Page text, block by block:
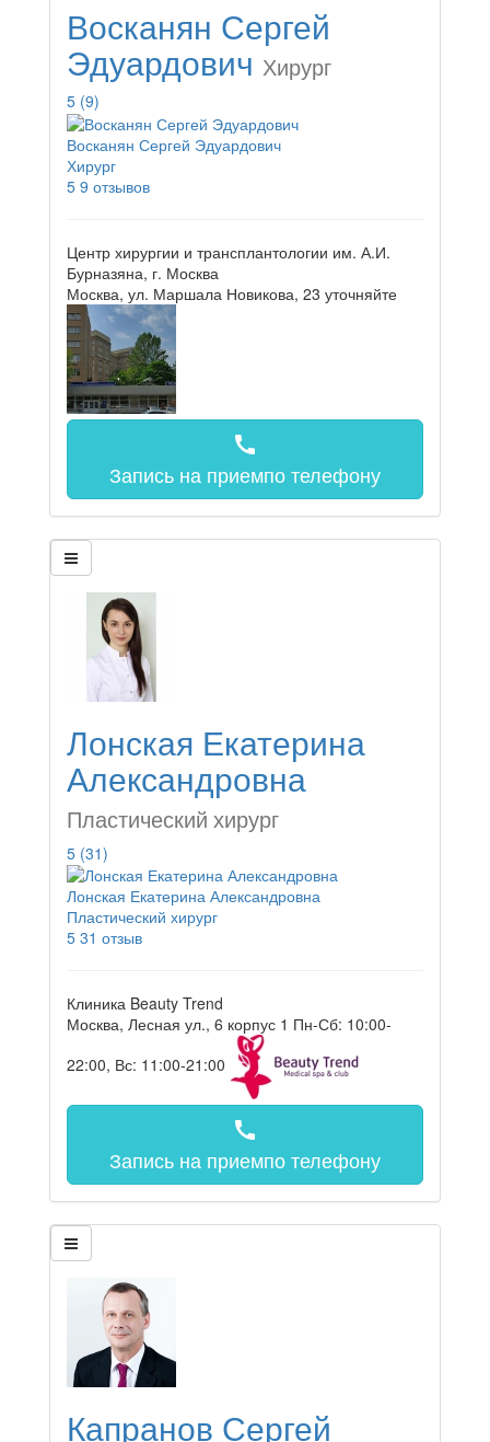
Восканян Сергей
Эдуардович Хирург
5 (9)
Восканян Сергей Эдуардович
Хирург
5 9 отзывов
Центр хирургии и трансплантологии им. А.И.
Бурназяна, г. Москва
Москва, ул. Маршала Новикова, 23 уточняйте
call
Запись на приемпо телефону
Лонская Екатерина
Александровна
Пластический хирург
5 (31)
Лонская Екатерина Александровна
Пластический хирург
5 31 отзыв
Клиника Beauty Trend
Москва, Лесная ул., 6 корпус 1 Пн-Сб: 10:00-
22:00, Вс: 11:00-21:00
call
Запись на приемпо телефону
Капранов Сергей